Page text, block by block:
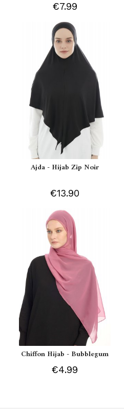
€7.99
Ajda - Hijab Zip Noir
€13.90
Chiffon Hijab - Bubblegum
€4.99